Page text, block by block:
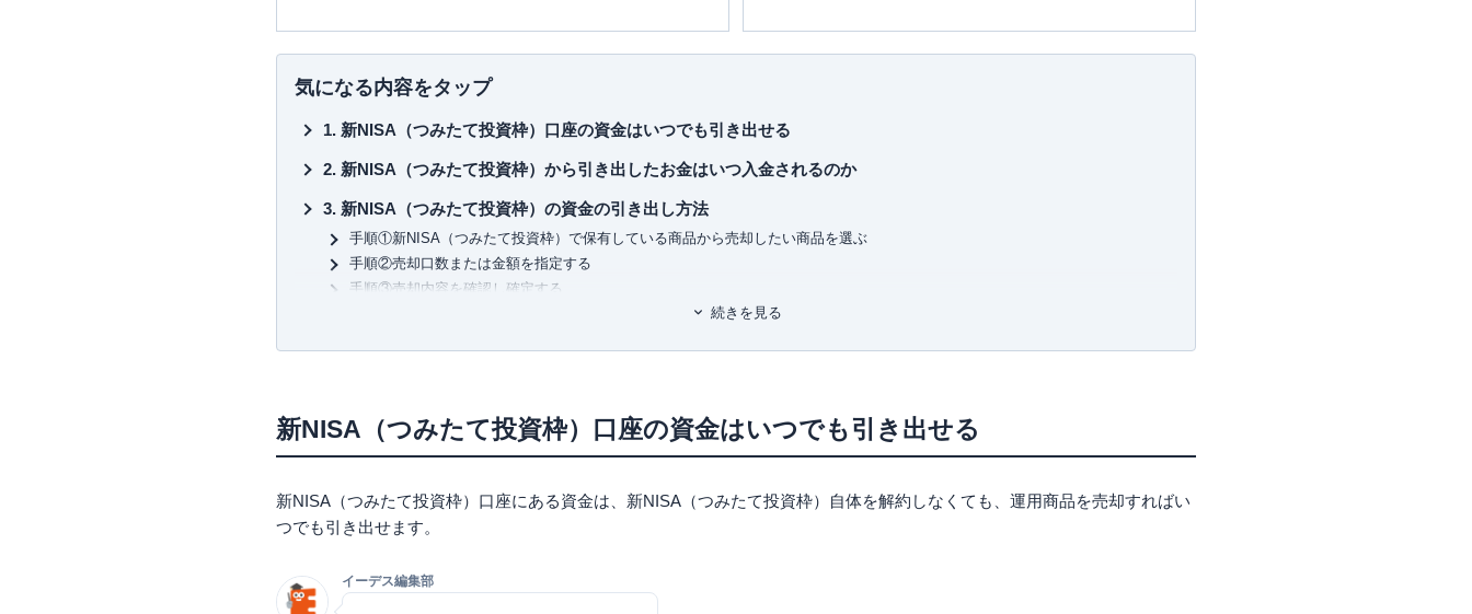
現在は富裕層個人の資産設計を中心としたマネー・ライフプラン
の提案・策定・サポート等を行う傍ら、資産運用に関連するセミ
ナー講師や講演 を多数行う。
7日でマスターNISA&iDeCoがおもしろいくらいわかる本
図解即戦力 金融のしくみがこれ1冊でしっかりわかる教科書
ゼロからはじめる！ お金のしくみ見るだけノート
株で勝ち続けるための 上がる銘柄選び黄金ルール87
■書籍
初心者でもわかる！お金に関するアレコレの選び方BOOK
有料職業紹介事業
気になる内容をタップ
新NISA（つみたて投資枠）口座の資金はいつでも引き出せる
新NISA（つみたて投資枠）から引き出したお金はいつ入金されるのか
新NISA（つみたて投資枠）の資金の引き出し方法
手順①新NISA（つみたて投資枠）で保有している商品から売却したい商品を選ぶ
手順②売却口数または金額を指定する
手順③売却内容を確認し確定する
【よくある勘違い】新NISA（つみたて投資枠）の（一部）引き出しと途中解約は違う
「引き出し・一部引き出し」は口座をそのまま残すこと
証券会社の新NISA（つみたて投資枠）の資金の引き出し方法【楽天証券・SBI証券】
【楽天証券】新NISA（つみたて投資枠）の資金の引き出し方法
銀行の新NISA（つみたて投資枠）の資金の引き出し方法【三井住友銀行】
デメリット①大きな利益を狙いにくくなる
続きを見る
新NISA（つみたて投資枠）口座の資金はいつでも引き出せる
新NISA（つみたて投資枠）口座にある資金は、新NISA（つみたて投資枠）自体を解約しなくても、運用商品を売却すればい
つでも引き出せます。
イーデス編集部